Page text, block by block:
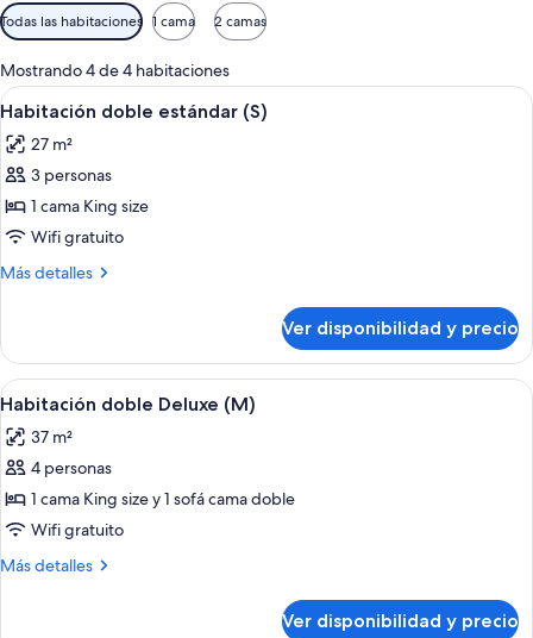
Filtros
disponibles
para
las
habitaciones
Todas las habitaciones 1 cama 2 camas
Mostrando 4 de 4 habitaciones
Ver
todas
las
fotos
de
Habitación
doble
Una habitación de hotel con cama,
6
Habitación doble estándar (S)
27 m²
3 personas
1 cama King size
Wifi gratuito
Más detalles
Más
doble
estándar
(S)
Ver disponibilidad y precio
Ver
todas
las
fotos
de
Habitación
doble
Habitación de hotel con una cama
5
Habitación doble Deluxe (M)
37 m²
4 personas
1 cama King size y 1 sofá cama doble
Wifi gratuito
Más detalles
Más
Ver disponibilidad y precio